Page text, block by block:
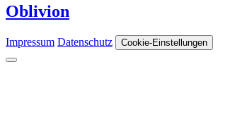
Oblivion
Impressum Datenschutz Cookie-Einstellungen